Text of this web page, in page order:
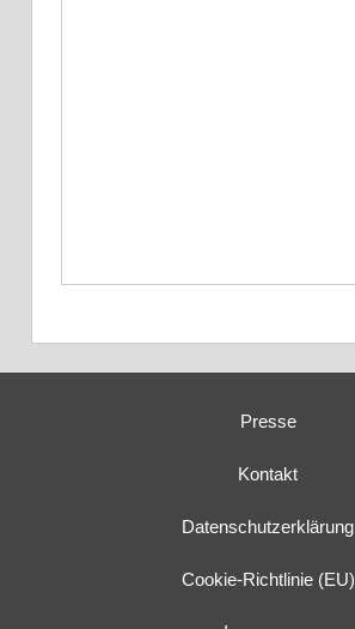
Presse
Kontakt
Datenschutzerklärung
Cookie-Richtlinie (EU)